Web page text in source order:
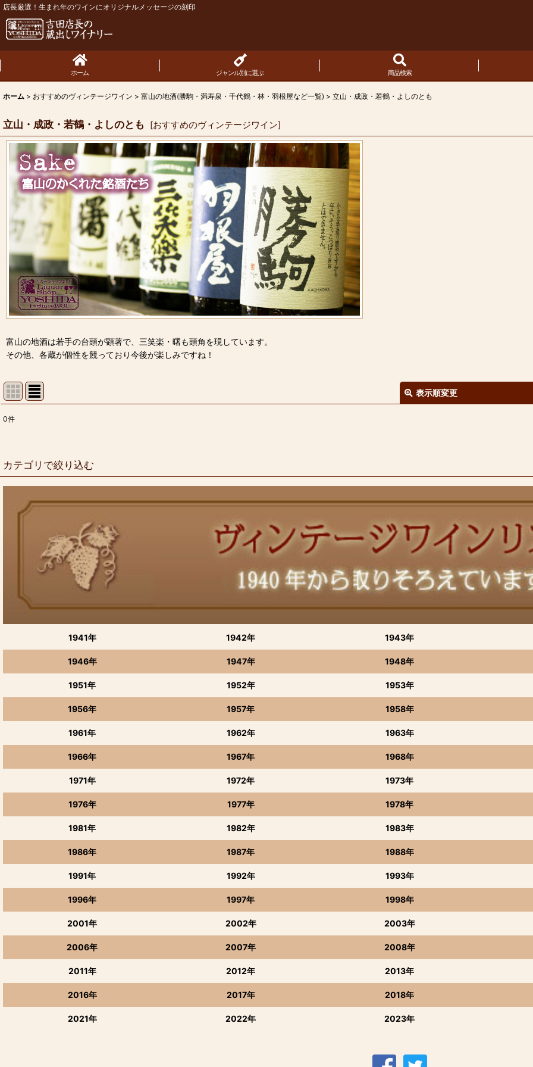
店長厳選！生まれ年のワインにオリジナルメッセージの刻印
ホーム ジャンル別に選ぶ 商品検索
ホーム > おすすめのヴィンテージワイン > 富山の地酒(勝駒・満寿泉・千代鶴・林・羽根屋など一覧) > 立山・成政・若鶴・よしのとも
立山・成政・若鶴・よしのとも [おすすめのヴィンテージワイン]
富山の地酒は若手の台頭が顕著で、三笑楽・曙も頭角を現しています。
その他、各蔵が個性を競っており今後が楽しみですね！
表示順変更
並び順
0件
カテゴリで絞り込む
イナガキヤストさんコラボ酒
羽根屋
初嵐、曙
勝駒
三笑楽
立山・成政・若鶴・よしのとも
能登の地酒・池月
1941年 1942年 1943年
1946年 1947年 1948年
1951年 1952年 1953年
1956年 1957年 1958年
1961年 1962年 1963年
1966年 1967年 1968年
1971年 1972年 1973年
1976年 1977年 1978年
1981年 1982年 1983年
1986年 1987年 1988年
1991年 1992年 1993年
1996年 1997年 1998年
2001年 2002年 2003年
2006年 2007年 2008年
2011年 2012年 2013年
2016年 2017年 2018年
2021年 2022年 2023年